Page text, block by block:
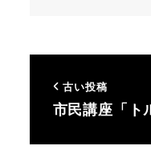
古い投稿
市民講座「ト